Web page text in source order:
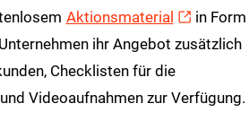
Aktionsmaterial
in Form
ihr Angebot zusätzlich
Checklisten für die
Videoaufnahmen zur Verfügung.